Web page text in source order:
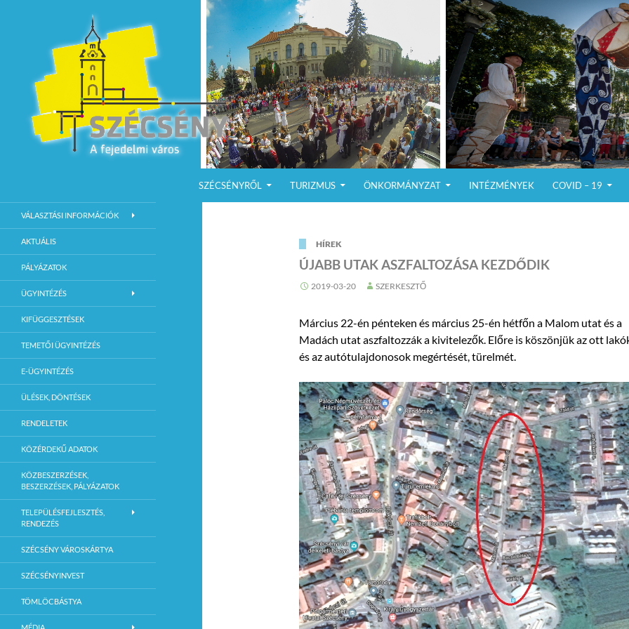
SZÉCSÉNYRŐL
TURIZMUS ÖNKORMÁNYZAT INTÉZMÉNYEK COVID – 19
HÍREK
ÚJABB UTAK ASZFALTOZÁSA KEZDŐDIK
2019-03-20 SZERKESZTŐ
Március 22-én pénteken és március 25-én hétfőn a Malom utat és a
Madách utat aszfaltozzák a kivitelezők. Előre is köszönjük az ott
és az autótulajdonosok megértését, türelmét.
Szécsény Város Hivatalos Weboldala
VÁLASZTÁSI INFORMÁCIÓK
AKTUÁLIS
PÁLYÁZATOK
ÜGYINTÉZÉS
KIFÜGGESZTÉSEK
TEMETŐI ÜGYINTÉZÉS
E-ÜGYINTÉZÉS
ÜLÉSEK, DÖNTÉSEK
RENDELETEK
KÖZÉRDEKŰ ADATOK
KÖZBESZERZÉSEK,
BESZERZÉSEK, PÁLYÁZATOK
TELEPÜLÉSFEJLESZTÉS,
RENDEZÉS
SZÉCSÉNY VÁROSKÁRTYA
SZÉCSÉNYINVEST
TÖMLÖCBÁSTYA